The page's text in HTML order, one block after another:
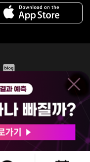
지 이용약관
7, 3~4층(서초동, 제일빌딩)
RESERVED.